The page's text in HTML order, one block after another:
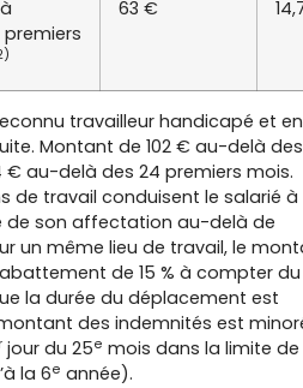
63 €
travailleur handicapé et en
Montant de 102 € au-delà des
€ au-delà des 24 premiers mois.
de travail conduisent le salarié à
de son affectation au-delà de
un même lieu de travail, le
de 15 % à compter du
la durée du déplacement est
des indemnités est
jour du 25e mois dans la limite de
la 6e année).